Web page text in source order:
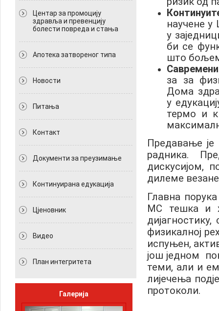
Центар за промоцију
здравља и превенцију
болести повреда и стања
Апотека затвореног типа
Новости
Питања
Контакт
Документи за преузимање
Континуирана едукација
Цјеновник
Видео
План интегритета
Галерија
научене у
у
би се
што
за за
Дома
у
термо и
Предавање је
радника.
дискусијом,
дилеме
Главна
МС тешка и
физикалној
испуњен,
још једном
теми, али и
лијечења
протоколи.